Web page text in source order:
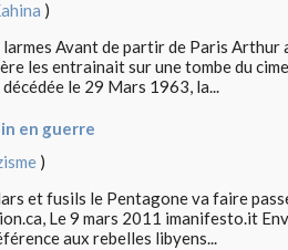
)
larmes Avant de partir de Paris
les entrainait sur une tombe du
le 29 Mars 1963, la...
en guerre
)
et fusils le Pentagone va faire
Le 9 mars 2011 imanifesto.it
aux rebelles libyens...